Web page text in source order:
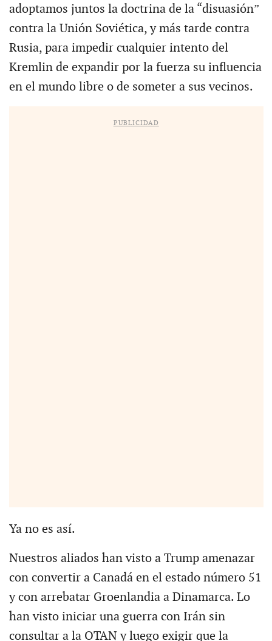
adoptamos juntos la doctrina de la “disuasión”
contra la Unión Soviética, y más tarde contra
Rusia, para impedir cualquier intento del
Kremlin de expandir por la fuerza su influencia
en el mundo libre o de someter a sus vecinos.
PUBLICIDAD
Ya no es así.
Nuestros aliados han visto a Trump amenazar
con convertir a Canadá en el estado número 51
y con arrebatar Groenlandia a Dinamarca. Lo
han visto iniciar una guerra con Irán sin
consultar a la OTAN y luego exigir que la